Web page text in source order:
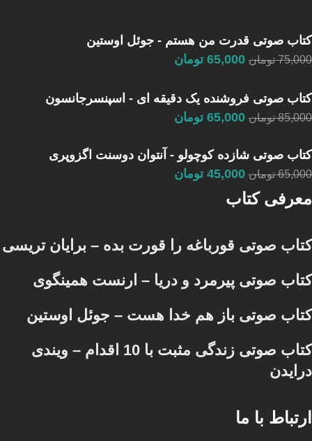
کتاب صوتی قدرت من هستم - جوئل اوستین
75,000 تومان 65,000 تومان
کتاب صوتی فروشنده یک دقیقه ای - اسپنسرجانسون
85,000 تومان 65,000 تومان
کتاب صوتی شازده کوچولو - آنتوان دوسنت اگزوپری
65,000 تومان 45,000 تومان
معرفی کتاب
کتاب صوتی قورباغه را قورت بده – برایان تریسی
کتاب صوتی پیرمرد و دریا – ارنست همینگوی
کتاب صوتی باز هم خدا هست – جوئل اوستین
کتاب صوتی زندگی مثبت با 10 اقدام – ویندی
درایدن
ارتباط با ما